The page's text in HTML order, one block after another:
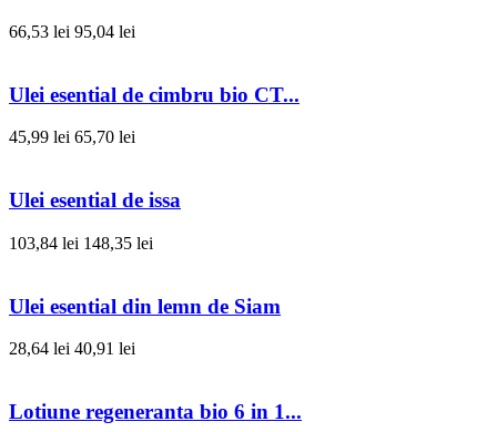
66,53 lei 95,04 lei
Ulei esential de cimbru bio CT...
45,99 lei 65,70 lei
Ulei esential de issa
103,84 lei 148,35 lei
Ulei esential din lemn de Siam
28,64 lei 40,91 lei
Lotiune regeneranta bio 6 in 1...